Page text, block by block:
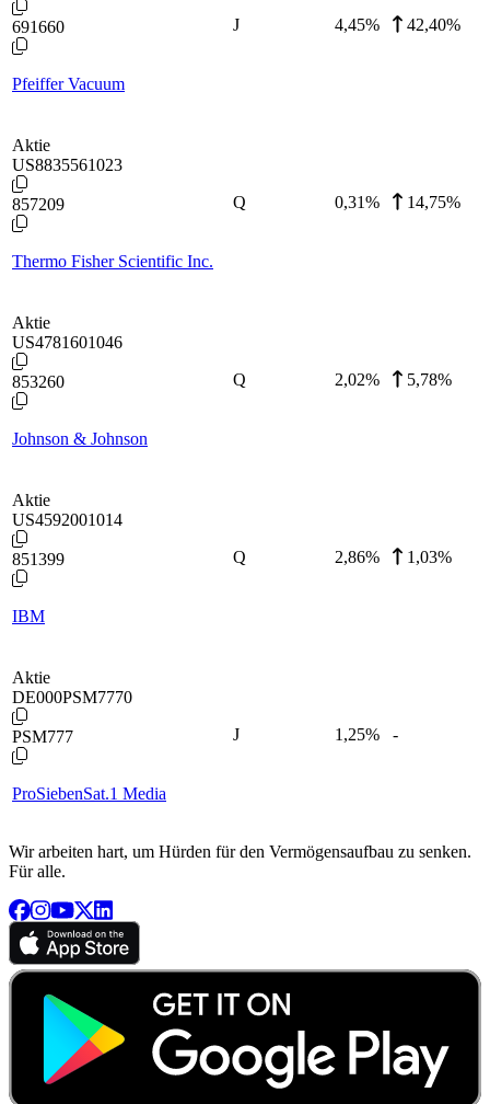
691660
Pfeiffer Vacuum
J 4,45% 42,40%
Aktie
US8835561023
857209
Thermo Fisher Scientific Inc.
Q 0,31% 14,75%
Aktie
US4781601046
853260
Johnson & Johnson
Q 2,02% 5,78%
Aktie
US4592001014
851399
IBM
Q 2,86% 1,03%
Aktie
DE000PSM7770
PSM777
ProSiebenSat.1 Media
J 1,25% -
Wir arbeiten hart, um Hürden für den Vermögensaufbau zu senken.
Für alle.